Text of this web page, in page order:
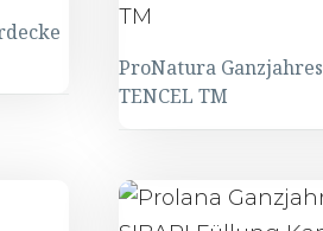
ProNatura
TENCEL TM